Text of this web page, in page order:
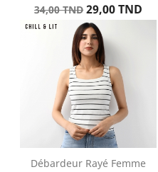
Prix
de
34,00 TND Prix
29,00 TND
Débardeur Rayé Femme